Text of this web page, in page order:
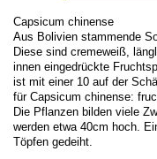
Capsicum chinense
Aus Bolivien stammende
Diese sind cremeweiß,
innen eingedrückte
ist mit einer 10 auf der
für Capsicum chinense:
Die Pflanzen bilden viele
werden etwa 40cm hoch.
Töpfen gedeiht.